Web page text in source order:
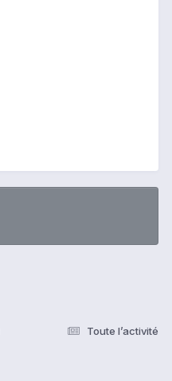
Toute l’activité